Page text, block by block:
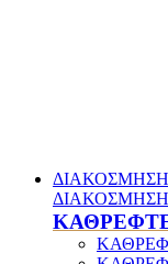
ΔΙΑΚΟΣΜΗΣΗ
ΔΙΑΚΟΣΜΗΣΗ